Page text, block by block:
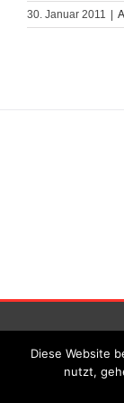
30. Januar 2011
© TSV
Diese Website
nutzt,